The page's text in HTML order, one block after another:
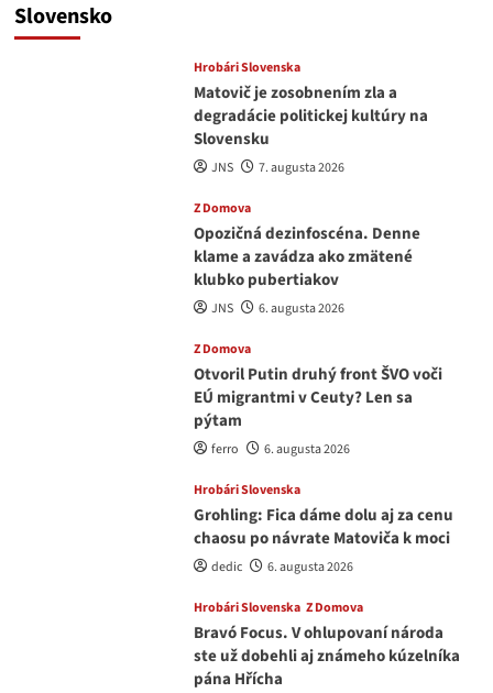
Slovensko
Hrobári Slovenska
Matovič je zosobnením zla a
degradácie politickej kultúry na
Slovensku
JNS 7. augusta 2026
Z Domova
Opozičná dezinfoscéna. Denne
klame a zavádza ako zmätené
klubko pubertiakov
JNS 6. augusta 2026
Z Domova
Otvoril Putin druhý front ŠVO voči
EÚ migrantmi v Ceuty? Len sa
pýtam
ferro 6. augusta 2026
Hrobári Slovenska
Grohling: Fica dáme dolu aj za cenu
chaosu po návrate Matoviča k moci
dedic 6. augusta 2026
Hrobári Slovenska Z Domova
Bravó Focus. V ohlupovaní národa
ste už dobehli aj známeho kúzelníka
pána Hřícha